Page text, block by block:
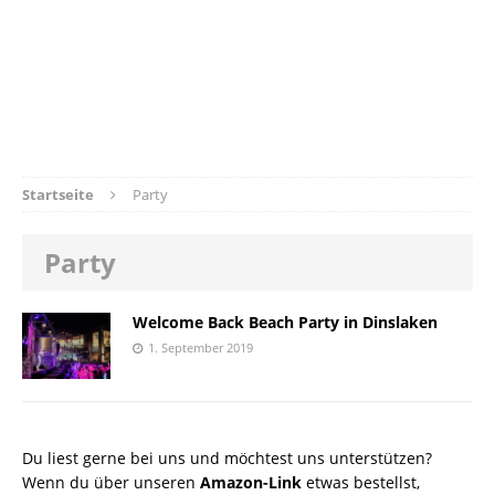
Startseite Party
Party
Welcome Back Beach Party in Dinslaken
1. September 2019
Du liest gerne bei uns und möchtest uns unterstützen?
Wenn du über unseren Amazon-Link etwas bestellst,